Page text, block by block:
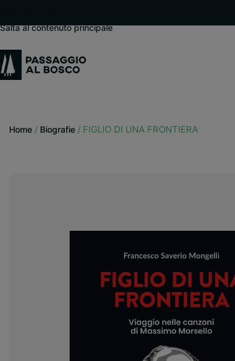
Salta al contenuto principale
Home / Biografie / FIGLIO DI UNA FRONTIERA